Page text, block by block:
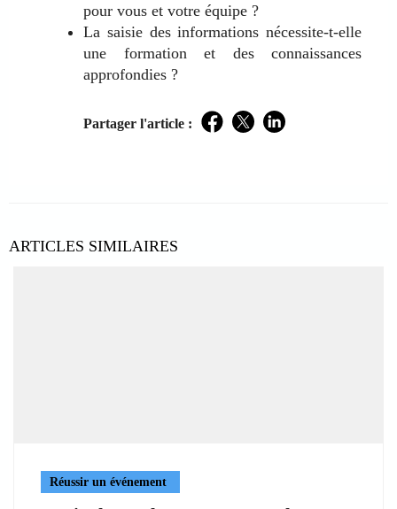
pour vous et votre équipe ?
La saisie des informations nécessite-t-elle
une formation et des connaissances
approfondies ?
Partager l'article : Facebook
TwitterLinkedIn
ARTICLES SIMILAIRES
Réussir un événement